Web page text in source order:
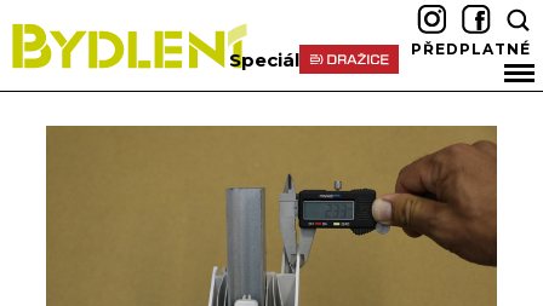
Speciál PŘEDPLATNÉ